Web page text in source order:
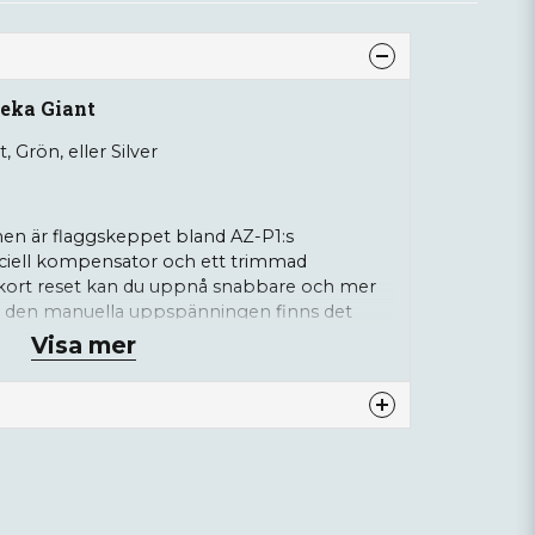
Giant
Grön, eller Silver
är flaggskeppet bland AZ-P1:s
kompensator och ett trimmad
reset kan du uppnå snabbare och mer
den manuella uppspänningen finns det
komponenterna, vilket ger extrem
även lång livslängd. Denna modell
och ett fäste för rödpunktsikte. AZ-P1
IPSC-sportskytte i Open-klassen.
efter fingerlängd, avtryckarväg 2–3 mm,
Visa mer
produkten...